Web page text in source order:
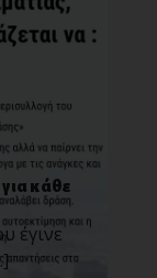
κάθε
έγινε